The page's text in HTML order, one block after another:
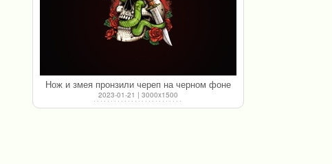
Нож и змея пронзили череп на черном фоне
2023-01-21 | 3000x1500